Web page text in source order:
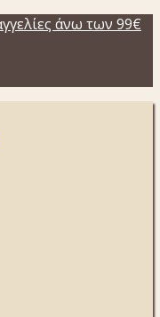
άνω των 99€